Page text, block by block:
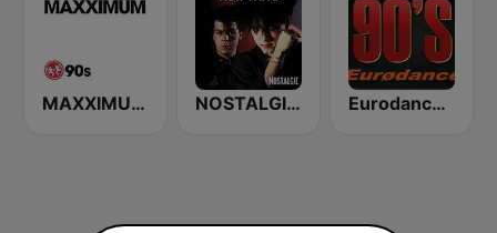
MAXXIMUM 90's NOSTALGIE NEW WAVE Eurodance 90's Best